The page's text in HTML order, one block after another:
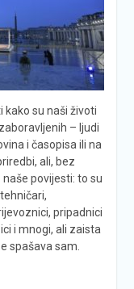
su naši životi
– ljudi
i časopisa ili na
ali, bez
povijesti: to su
pripadnici
i mnogi, ali zaista
spašava sam.